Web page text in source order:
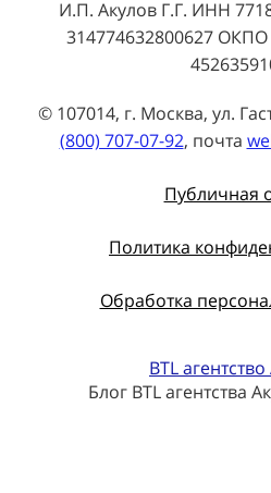
И.П. Акулов Г.Г. ИНН
314774632800627
© 107014, г. Москва, ул.
(800) 707-07-92, почта
Публичная
Политика
Обработка
BTL
Блог BTL агентства